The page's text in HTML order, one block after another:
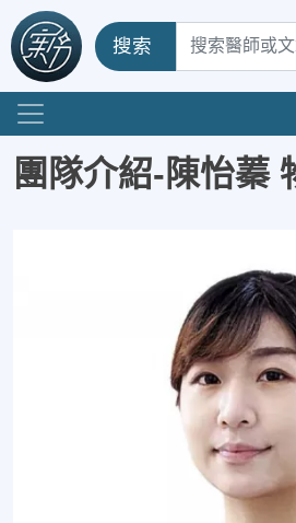
搜索
團隊介紹-陳怡蓁